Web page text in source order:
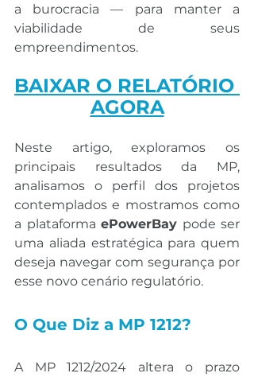
a burocracia — para manter a
viabilidade de seus
empreendimentos.
BAIXAR O RELATÓRIO
AGORA
Neste artigo, exploramos os
principais resultados da MP,
analisamos o perfil dos projetos
contemplados e mostramos como
a plataforma ePowerBay pode ser
uma aliada estratégica para quem
deseja navegar com segurança por
esse novo cenário regulatório.
O Que Diz a MP 1212?
A MP 1212/2024 altera o prazo